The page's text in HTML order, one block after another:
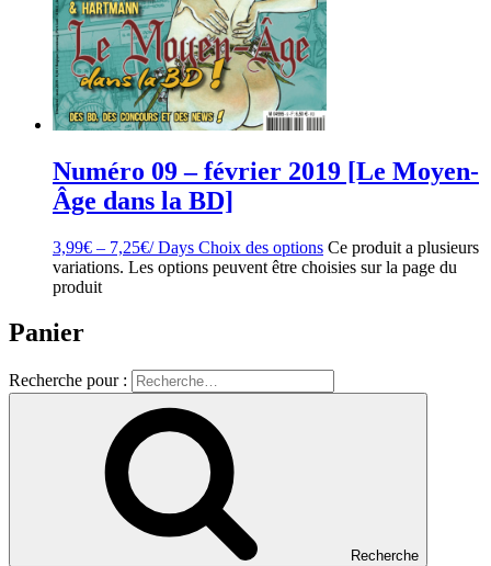
Numéro 09 – février 2019 [Le Moyen-
Âge dans la BD]
3,99€ – 7,25€/ Days Choix des options Ce produit a plusieurs
variations. Les options peuvent être choisies sur la page du
produit
Panier
Recherche pour :
Recherche